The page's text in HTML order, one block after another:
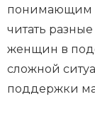
понимающим
читать
женщин в
сложной
поддержки